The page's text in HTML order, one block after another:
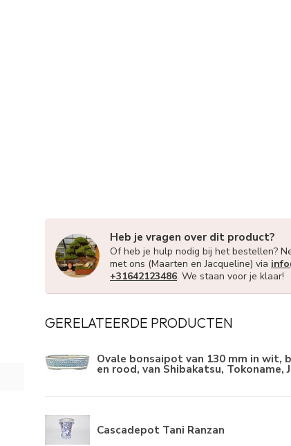
Heb je vragen over dit product?
Of heb je hulp nodig bij het bestellen?
met ons (Maarten en Jacqueline) via
+31642123486. We staan voor je klaar!
GERELATEERDE PRODUCTEN
Ovale bonsaipot van 130 mm in wit,
en rood, van Shibakatsu, Tokoname,
Cascadepot Tani Ranzan